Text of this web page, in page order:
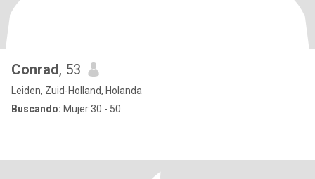
Conrad, 53
Leiden, Zuid-Holland, Holanda
Buscando: Mujer 30 - 50